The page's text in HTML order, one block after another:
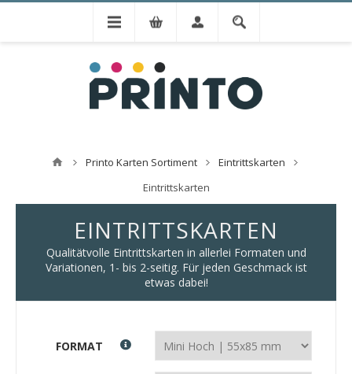
Printo Karten Sortiment
Eintrittskarten
Eintrittskarten
EINTRITTSKARTEN
Qualitätvolle Eintrittskarten in allerlei Formaten und
Variationen, 1- bis 2-seitig. Für jeden Geschmack ist
etwas dabei!
FORMAT